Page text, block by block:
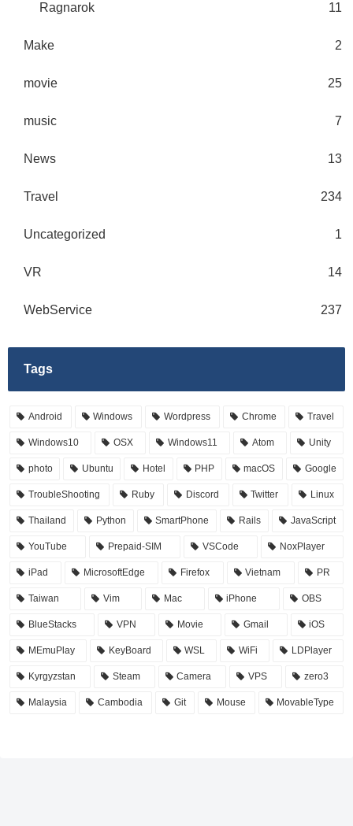
Ragnarok 11
Make 2
movie 25
music 7
News 13
Travel 234
Uncategorized 1
VR 14
WebService 237
Tags
Android Windows Wordpress Chrome Travel
Windows10 OSX Windows11 Atom Unity
photo Ubuntu Hotel PHP macOS Google
TroubleShooting Ruby Discord Twitter Linux
Thailand Python SmartPhone Rails JavaScript
YouTube Prepaid-SIM VSCode NoxPlayer
iPad MicrosoftEdge Firefox Vietnam PR
Taiwan Vim Mac iPhone OBS
BlueStacks VPN Movie Gmail iOS
MEmuPlay KeyBoard WSL WiFi LDPlayer
Kyrgyzstan Steam Camera VPS zero3
Malaysia Cambodia Git Mouse MovableType